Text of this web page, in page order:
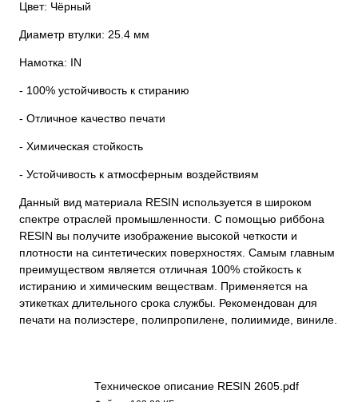
Цвет: Чёрный
Диаметр втулки: 25.4 мм
Намотка: IN
- 100% устойчивость к стиранию
- Отличное качество печати
- Химическая стойкость
- Устойчивость к атмосферным воздействиям
Данный вид материала RESIN используется в широком
спектре отраслей промышленности. С помощью риббона
RESIN вы получите изображение высокой четкости и
плотности на синтетических поверхностях. Самым главным
преимуществом является отличная 100% стойкость к
истиранию и химическим веществам. Применяется на
этикетках длительного срока службы. Рекомендован для
печати на полиэстере, полипропилене, полиимиде, виниле.
Техническое описание RESIN 2605.pdf